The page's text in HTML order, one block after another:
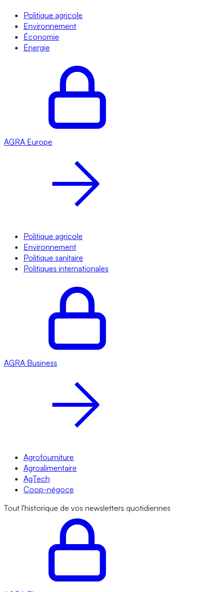
Politique agricole
Environnement
Économie
Énergie
AGRA Europe
Politique agricole
Environnement
Politique sanitaire
Politiques internationales
AGRA Business
Agrofourniture
Agroalimentaire
AgTech
Coop-négoce
Tout l'historique de vos newsletters quotidiennes